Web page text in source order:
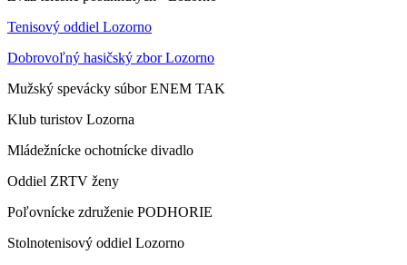
Tenisový oddiel Lozorno
Dobrovoľný hasičský zbor Lozorno
Mužský spevácky súbor ENEM TAK
Klub turistov Lozorna
Mládežnícke ochotnícke divadlo
Oddiel ZRTV ženy
Poľovnícke združenie PODHORIE
Stolnotenisový oddiel Lozorno